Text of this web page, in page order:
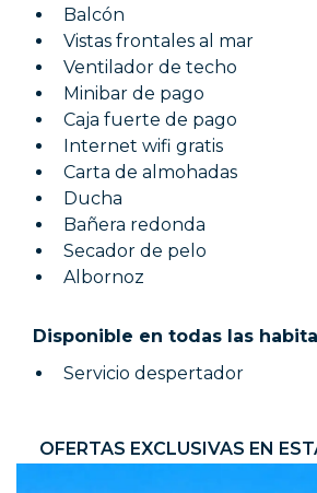
Balcón
Vistas frontales al mar
Ventilador de techo
Minibar de pago
Caja fuerte de pago
Internet wifi gratis
Carta de almohadas
Ducha
Bañera redonda
Secador de pelo
Albornoz
Disponible en todas las
Servicio despertador
OFERTAS EXCLUSIVAS EN